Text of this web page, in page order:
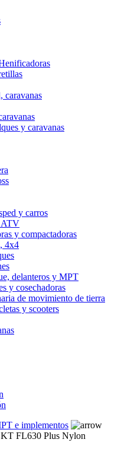
caravanas
y caravanas
y carros
ATV
y compactadoras
4x4
delanteros y MPT
y cosechadoras
de movimiento de tierra
y scooters
e implementos
FL630 Plus Nylon